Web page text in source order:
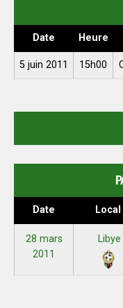
Date Heure
5 juin 2011 15h00
Date Local
28 mars
2011
Libye